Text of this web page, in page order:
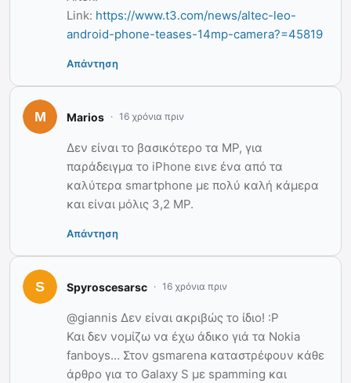
Link: https://www.t3.com/news/altec-leo-
android-phone-teases-14mp-camera?=45819
Απάντηση
Marios 16 χρόνια πριν
Δεν είναι το βασικότερο τα MP, για
παράδειγμα το iPhone εινε ένα από τα
καλύτερα smartphone με πολύ καλή κάμερα
και είναι μόλις 3,2 MP.
Απάντηση
Spyroscesarsc 16 χρόνια πριν
@giannis Δεν είναι ακριβώς το ίδιο! :Ρ
Και δεν νομίζω να έχω άδικο γιά τα Nokia
fanboys… Στον gsmarena καταστρέφουν κάθε
άρθρο για το Galaxy S με spamming και